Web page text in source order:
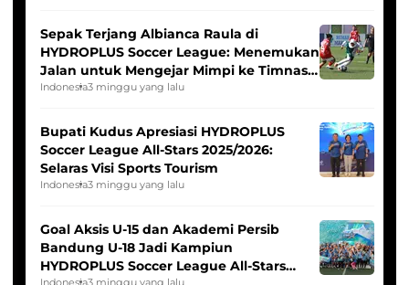
Sepak Terjang Albianca Raula di
HYDROPLUS Soccer League: Menemukan
Jalan untuk Mengejar Mimpi ke Timnas
Indonesia Putri
Indonesia3 minggu yang lalu
Bupati Kudus Apresiasi HYDROPLUS
Soccer League All-Stars 2025/2026:
Selaras Visi Sports Tourism
Indonesia3 minggu yang lalu
Goal Aksis U-15 dan Akademi Persib
Bandung U-18 Jadi Kampiun
HYDROPLUS Soccer League All-Stars
Indonesia3 minggu yang lalu